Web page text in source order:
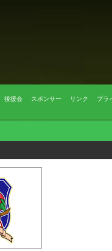
後援会 スポンサー リンク プラ